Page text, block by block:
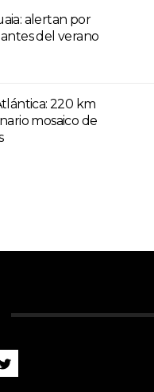
alertan por
del verano
220 km
mosaico de